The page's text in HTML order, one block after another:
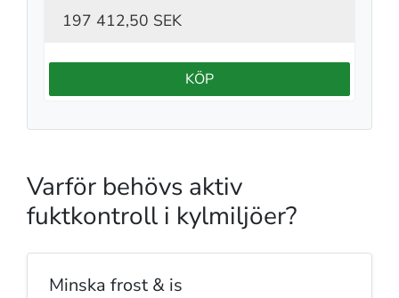
197 412,50 SEK
KÖP
Varför behövs aktiv
fuktkontroll i kylmiljöer?
Minska frost & is